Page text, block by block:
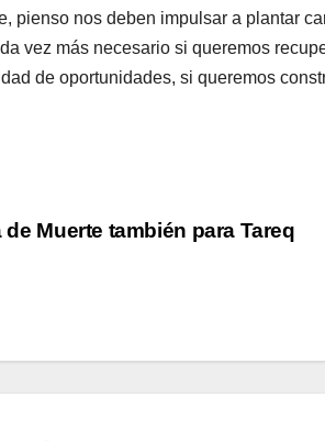
pienso nos deben impulsar a plantar
vez más necesario si queremos
de oportunidades, si queremos
de Muerte también para Tareq